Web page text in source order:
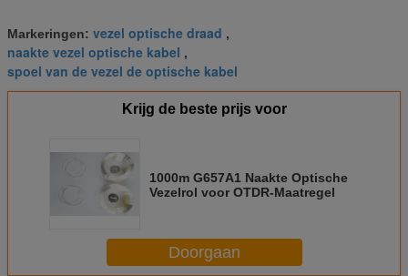
Markeringen: vezel optische draad ,
naakte vezel optische kabel ,
spoel van de vezel de optische kabel
Krijg de beste prijs voor
1000m G657A1 Naakte Optische
Vezelrol voor OTDR-Maatregel
Doorgaan